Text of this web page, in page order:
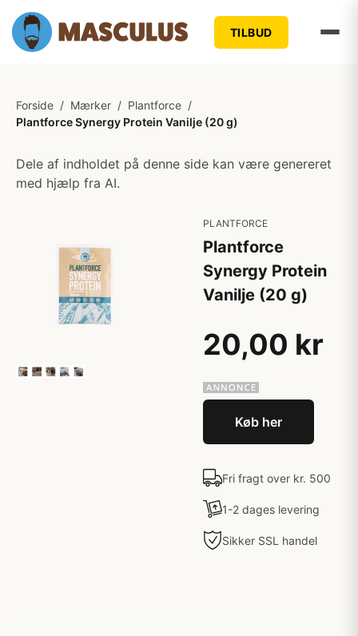
TILBUD
Forside / Mærker / Plantforce /
Plantforce Synergy Protein Vanilje (20 g)
Dele af indholdet på denne side kan være genereret
med hjælp fra AI.
PLANTFORCE
Plantforce
Synergy Protein
Vanilje (20 g)
20,00 kr
Køb her
Fri fragt over kr. 500
1-2 dages levering
Sikker SSL handel